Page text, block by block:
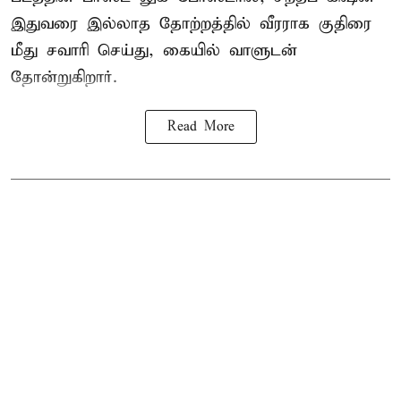
இதுவரை இல்லாத தோற்றத்தில் வீரராக குதிரை
மீது சவாரி செய்து, கையில் வாளுடன்
தோன்றுகிறார்.
Read More